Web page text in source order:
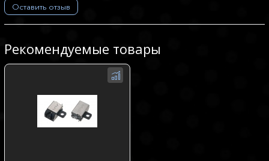
Оставить отзыв
Рекомендуемые товары